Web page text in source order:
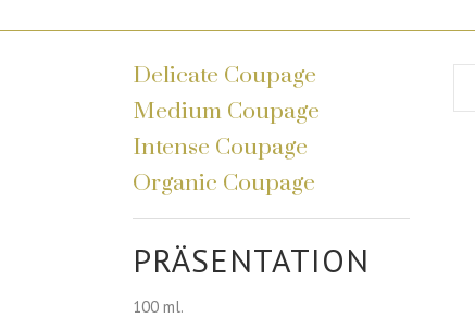
Delicate Coupage
Medium Coupage
Intense Coupage
Organic Coupage
PRÄSENTATION
100 ml.